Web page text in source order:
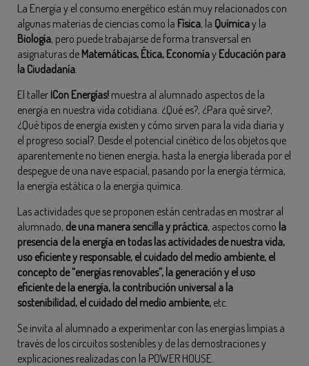
La Energía y el consumo energético están muy relacionados con
algunas materias de ciencias como la Física, la Químicay la
Biología, pero puede trabajarse de forma transversal en
asignaturas de Matemáticas, Ética, Economíay Educación para
la Ciudadanía
El taller ¡Con Energías! muestra al alumnado aspectos de la
energía en nuestra vida cotidiana. ¿Qué es?, ¿Para qué sirve?,
¿Qué tipos de energía existen y cómo sirven para la vida diaria y
el progreso social?. Desde el potencial cinético de los objetos que
aparentemente no tienen energía, hasta la energía liberada por el
despegue de una nave espacial, pasando por la energía térmica,
la energía estática o la energía química.
Las actividades que se proponen están centradas en mostrar al
alumnado, de una manera sencilla y práctica, aspectos como la
presencia de la energía en todas las actividades de nuestra vida,
uso eficiente y responsable, el cuidado del medio ambiente, el
concepto de “energías renovables”, la generación y el uso
eficiente de la energía, la contribución universal a la
sostenibilidad, el cuidado del medio ambiente, etc.
Se invita al alumnado a experimentar con las energías limpias a
través de los circuitos sostenibles y de las demostraciones y
explicaciones realizadas con la POWER HOUSE.